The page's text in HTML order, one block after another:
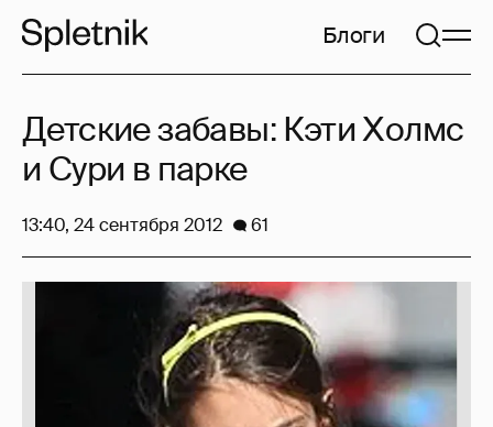
Блоги
Детские забавы: Кэти Холмс
и Сури в парке
13:40, 24 сентября 2012 61